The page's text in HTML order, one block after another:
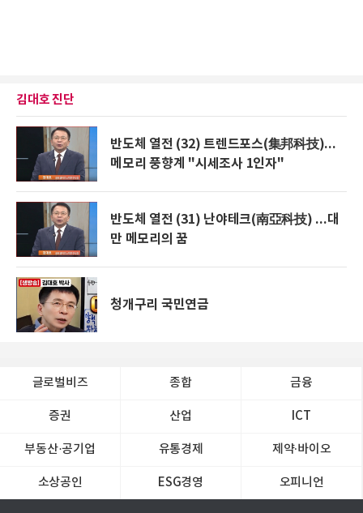
김대호 진단
반도체 열전 (32) 트렌드포스(集邦科技)...
메모리 풍향계 "시세조사 1인자"
반도체 열전 (31) 난야테크(南亞科技) ...대
만 메모리의 꿈
청개구리 국민연금
글로벌비즈 종합 금융
증권 산업 ICT
부동산·공기업 유통경제 제약∙바이오
소상공인 ESG경영 오피니언